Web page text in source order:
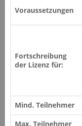
Voraussetzungen
Fortschreibung
der Lizenz für:
Mind. Teilnehmer
Max. Teilnehmer